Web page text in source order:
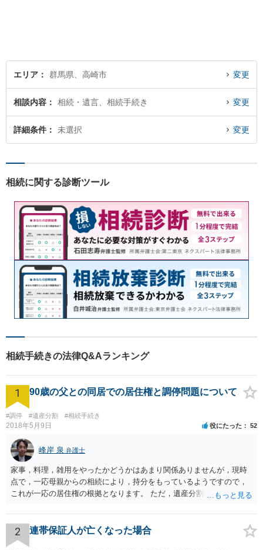
エリア 群馬県、高崎市 変更
相談内容 相続・遺言、相続手続き 変更
詳細条件 未選択 変更
相続に関する診断ツール
相続手続きの法律Q&Aランキング
1 90歳の父との同居での居住権と調停問題について
#調停 #遺産分割 #相続手続き
2018年5月9日 役にたった 52
峰岸 泉 弁護士
家事，料理，雑用をやったかどうかはあまり関係ありませんが，現時
点で，一応母親からの相続により，持分をもっているようですので，
これが一応の居住権の根拠となります。 ただ，遺産分割により，母の
2 連帯保証人が亡くなった場合